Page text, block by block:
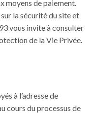
moyens de paiement.
la sécurité du site et
vous invite à consulter
de la Vie Privée.
à l’adresse de
cours du processus de